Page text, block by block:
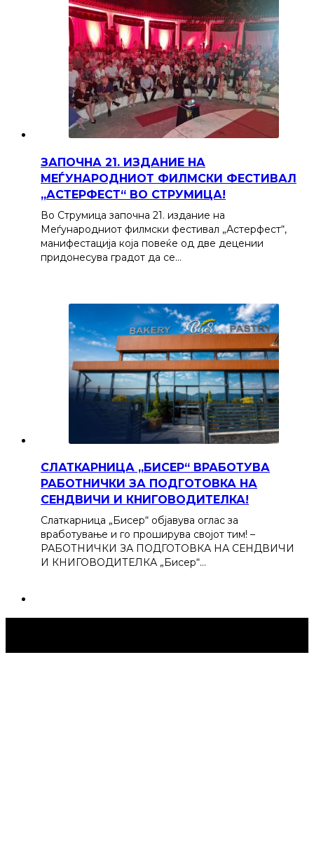
ЗАПОЧНА 21. ИЗДАНИЕ НА
МЕЃУНАРОДНИОТ ФИЛМСКИ ФЕСТИВАЛ
„АСТЕРФЕСТ“ ВО СТРУМИЦА!
Во Струмица започна 21. издание на
Меѓународниот филмски фестивал „Астерфест“,
манифестација која повеќе од две децении
придонесува градот да се…
СЛАТКАРНИЦА „БИСЕР“ ВРАБОТУВА
РАБОТНИЧКИ ЗА ПОДГОТОВКА НА
СЕНДВИЧИ И КНИГОВОДИТЕЛКА!
Слаткарница „Бисер“ објавува оглас за
вработување и го проширува својот тим! –
РАБОТНИЧКИ ЗА ПОДГОТОВКА НА СЕНДВИЧИ
И КНИГОВОДИТЕЛКА „Бисер“…